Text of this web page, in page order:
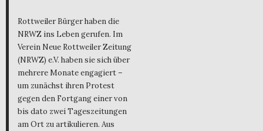
Rottweiler Bürger haben die
NRWZ ins Leben gerufen. Im
Verein Neue Rottweiler Zeitung
(NRWZ) e.V. haben sie sich über
mehrere Monate engagiert –
um zunächst ihren Protest
gegen den Fortgang einer von
bis dato zwei Tageszeitungen
am Ort zu artikulieren. Aus